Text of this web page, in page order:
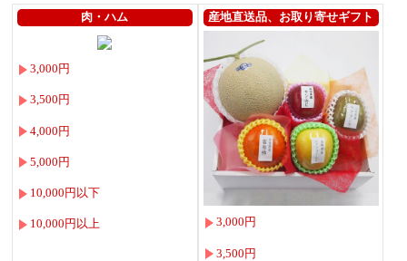
肉・ハム
3,000円
3,500円
4,000円
5,000円
10,000円以下
10,000円以上
産地直送品、お取り寄せギフト
3,000円
3,500円